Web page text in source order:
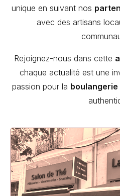
unique en suivant nos
avec des artisans
Rejoignez-nous dans cette
chaque actualité est une
passion pour la